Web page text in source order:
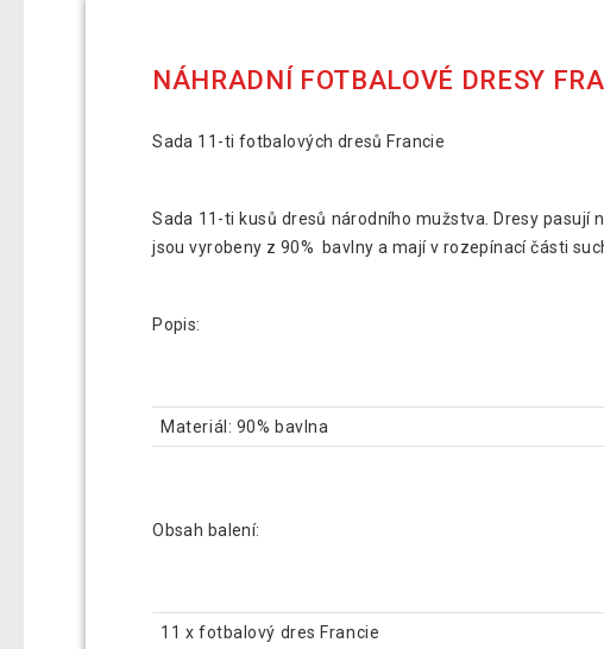
NÁHRADNÍ FOTBALOVÉ DRESY
Sada 11-ti fotbalových dresů Francie
Sada 11-ti kusů dresů národního mužstva. Dresy
jsou vyrobeny z 90% bavlny a mají v rozepínací části
Popis:
Materiál: 90% bavlna
Obsah balení:
11 x fotbalový dres Francie